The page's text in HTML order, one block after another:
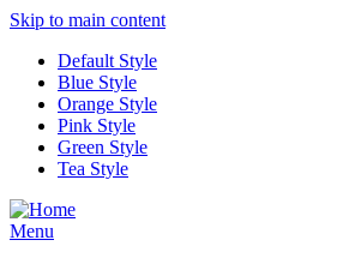
Skip to main content
Default Style
Blue Style
Orange Style
Pink Style
Green Style
Tea Style
Menu